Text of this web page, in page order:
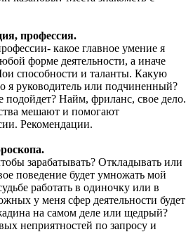
профессия.
какое главное умение я
форме деятельности, а иначе
способности и таланты. Какую
я руководитель или подчиненный?
Найм, фриланс, свое дело.
мешают и помогают
Рекомендации.
зарабатывать? Откладывать или
поведение будет умножать мой
работать в одиночку или в
у меня сфер деятельности будет
на самом деле или щедрый?
неприятностей по запросу и